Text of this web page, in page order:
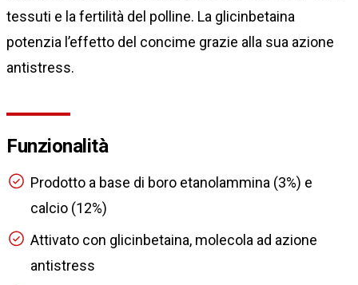
tessuti e la fertilità del polline. La glicinbetaina
potenzia l’effetto del concime grazie alla sua azione
antistress.
Funzionalità
Prodotto a base di boro etanolammina (3%) e
calcio (12%)
Attivato con glicinbetaina, molecola ad azione
antistress